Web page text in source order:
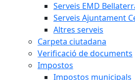
Serveis EMD
Serveis Ajuntament
Altres serveis
Carpeta ciutadana
Verificació de documents
Impostos
Impostos municipals